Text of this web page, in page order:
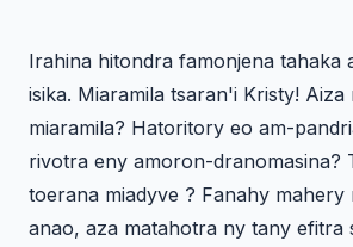
Irahina hitondra famonjena tahaka
isika. Miaramila tsaran'i Kristy!
miaramila? Hatoritory eo am-
rivotra eny amoron-dranomasina?
toerana miadyve ? Fanahy mahery
anao, aza matahotra ny tany efitra